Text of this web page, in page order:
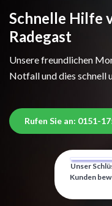
Schnelle Hilfe
Radegast
Unsere freundlichen
Notfall und dies schnell
Rufen Sie an: 0151-
Unser
Kunden